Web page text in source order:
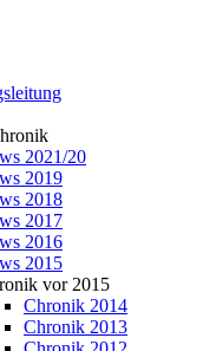
2021/20
2019
2018
2017
2016
2015
vor 2015
Chronik 2014
Chronik 2013